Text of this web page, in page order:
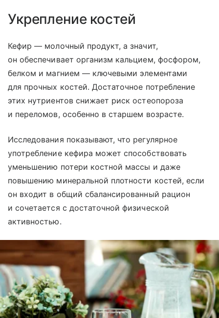
Укрепление костей
Кефир — молочный продукт, а значит,
он обеспечивает организм кальцием, фосфором,
белком и магнием — ключевыми элементами
для прочных костей. Достаточное потребление
этих нутриентов снижает риск остеопороза
и переломов, особенно в старшем возрасте.
Исследования показывают, что регулярное
употребление кефира может способствовать
уменьшению потери костной массы и даже
повышению минеральной плотности костей, если
он входит в общий сбалансированный рацион
и сочетается с достаточной физической
активностью.